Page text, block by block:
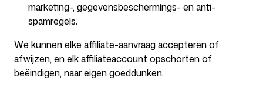
marketing-, gegevensbeschermings- en anti-
spamregels.
We kunnen elke affiliate-aanvraag accepteren of
afwijzen, en elk affiliateaccount opschorten of
beëindigen, naar eigen goeddunken.